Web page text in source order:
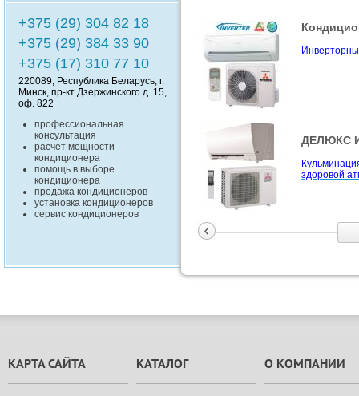
+375 (29) 304 82 18
+375 (29) 384 33 90
+375 (17) 310 77 10
220089, Республика Беларусь, г.
Минск, пр-кт Дзержинского д. 15,
оф. 822
профессиональная
консультация
расчет мощности
кондиционера
помощь в выборе
кондиционера
продажа кондиционеров
установка кондиционеров
сервис кондиционеров
ДЕЛЮКС
здоровой
Компания
Серия
КАРТА САЙТА КАТАЛОГ О КОМПАНИИ